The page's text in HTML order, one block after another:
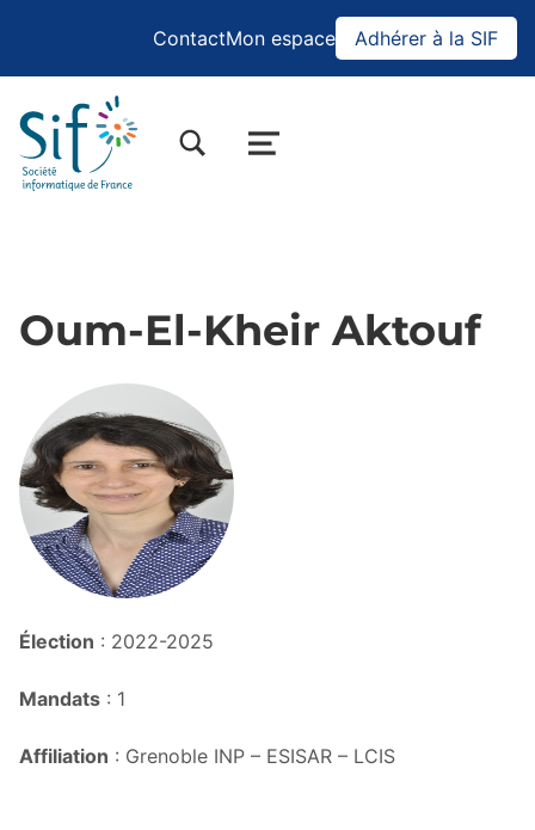
ContactMon espace Adhérer à la SIF
BASCULER LA BOÎTE DE DIALOGUE DU FORMULAIRE DE RECHERCHE
MENU
Oum-El-Kheir Aktouf
Élection : 2022-2025
Mandats : 1
Affiliation : Grenoble INP – ESISAR – LCIS